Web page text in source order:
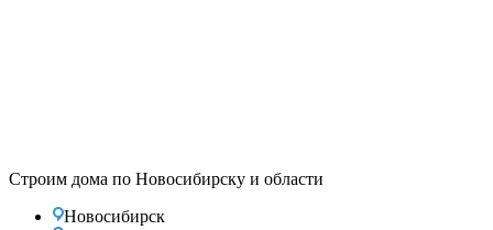
Строим дома по Новосибирску и области
Новосибирск